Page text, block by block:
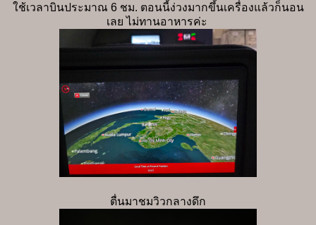
ใช้เวลาบินประมาณ 6 ชม. ตอนนี้ง่วงมากขึ้นเครื่องแล้วก็นอน
เลย ไม่ทานอาหารค่ะ
ตื่นมาชมวิวกลางดึก